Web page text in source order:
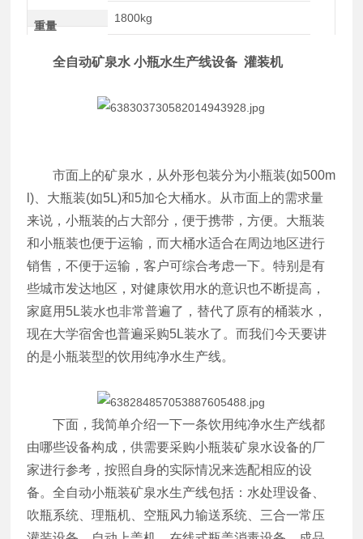
重量
1800kg
全自动矿泉水 小瓶水生产线设备 灌装机
市面上的矿泉水，从外形包装分为小瓶装(如500m
l)、大瓶装(如5L)和5加仑大桶水。从市面上的需求量
来说，小瓶装的占大部分，便于携带，方便。大瓶装
和小瓶装也便于运输，而大桶水适合在周边地区进行
销售，不便于运输，客户可综合考虑一下。特别是有
些城市发达地区，对健康饮用水的意识也不断提高，
家庭用5L装水也非常普遍了，替代了原有的桶装水，
现在大学宿舍也普遍采购5L装水了。而我们今天要讲
的是小瓶装型的饮用纯净水生产线。
下面，我简单介绍一下一条饮用纯净水生产线都
由哪些设备构成，供需要采购小瓶装矿泉水设备的厂
家进行参考，按照自身的实际情况来选配相应的设
备。全自动小瓶装矿泉水生产线包括：水处理设备、
吹瓶系统、理瓶机、空瓶风力输送系统、三合一常压